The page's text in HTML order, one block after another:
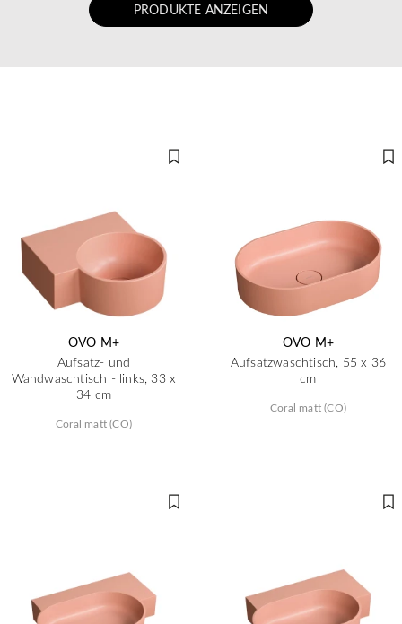
PRODUKTE ANZEIGEN
OVO M+
Aufsatz- und
Wandwaschtisch - links, 33 x
34 cm
Coral matt (CO)
OVO M+
Aufsatzwaschtisch, 55 x 36
cm
Coral matt (CO)